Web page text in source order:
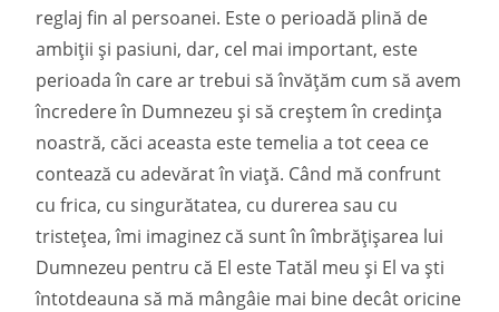
reglaj fin al persoanei. Este o perioadă plină de
ambiții și pasiuni, dar, cel mai important, este
perioada în care ar trebui să învățăm cum să avem
încredere în Dumnezeu și să creștem în credința
noastră, căci aceasta este temelia a tot ceea ce
contează cu adevărat în viață. Când mă confrunt
cu frica, cu singurătatea, cu durerea sau cu
tristețea, îmi imaginez că sunt în îmbrățișarea lui
Dumnezeu pentru că El este Tatăl meu și El va ști
întotdeauna să mă mângâie mai bine decât oricine